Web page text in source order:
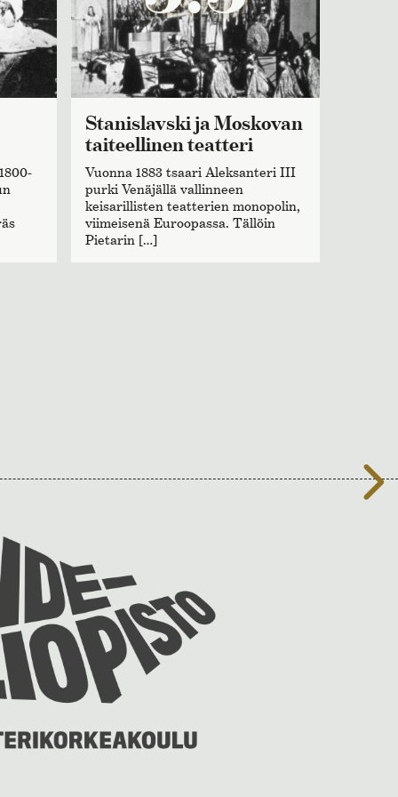
Stanislavski ja Moskovan
taiteellinen teatteri
Vuonna 1883 tsaari Aleksanteri III
purki Venäjällä vallinneen
keisarillisten teatterien monopolin,
viimeisenä Euroopassa. Tällöin
Pietarin […]